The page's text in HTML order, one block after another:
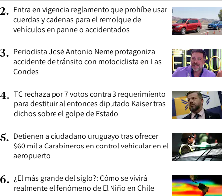
2. Entra en vigencia reglamento que prohíbe usar
cuerdas y cadenas para el remolque de
vehículos en panne o accidentados
3. Periodista José Antonio Neme protagoniza
accidente de tránsito con motociclista en Las
Condes
4. TC rechaza por 7 votos contra 3 requerimiento
para destituir al entonces diputado Kaiser tras
dichos sobre el golpe de Estado
5. Detienen a ciudadano uruguayo tras ofrecer
$60 mil a Carabineros en control vehicular en el
aeropuerto
6. ¿El más grande del siglo?: Cómo se vivirá
realmente el fenómeno de El Niño en Chile